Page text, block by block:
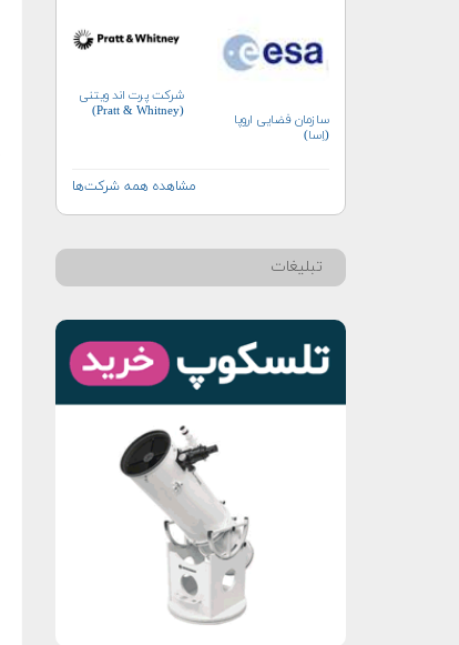
سازمان فضایی اروپا
(اِسا)
شرکت پرت اند ویتنی
(Pratt & Whitney)
مشاهده همه شرکت‌ها
تبلیغات